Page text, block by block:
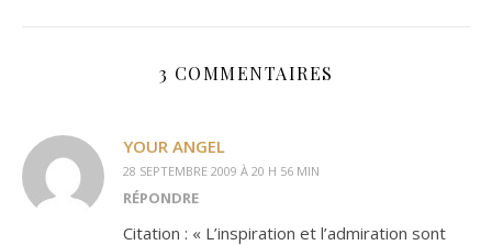
3 COMMENTAIRES
YOUR ANGEL
28 SEPTEMBRE 2009 À 20 H 56 MIN
RÉPONDRE
Citation : « L’inspiration et l’admiration sont